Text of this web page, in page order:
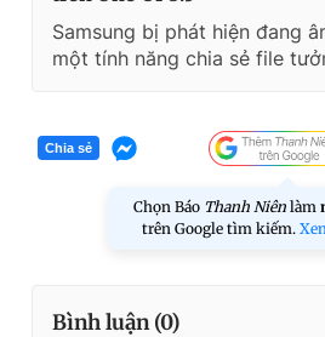
Samsung bị phát hiện đang
một tính năng chia sẻ file
Chia sẻ
Chọn Báo Thanh Niên làm
trên Google tìm kiếm.
Bình luận (0)